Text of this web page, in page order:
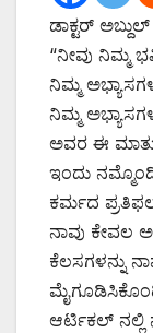
ಡಾಕ್ಟರ್
“ನೀವು ನಿಮ್ಮ
ನಿಮ್ಮ
ನಿಮ್ಮ
ಅವರ ಈ
ಇಂದು
ಕರ್ಮದ
ನಾವು ಕೇವಲ
ಕೆಲಸಗಳನ್ನು
ಆರ್ಟಿಕಲ್ ನಲ್ಲಿ